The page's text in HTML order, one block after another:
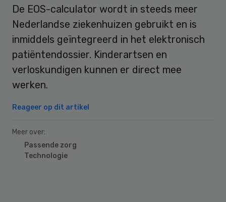
De EOS-calculator wordt in steeds meer
Nederlandse ziekenhuizen gebruikt en is
inmiddels geïntegreerd in het elektronisch
patiëntendossier. Kinderartsen en
verloskundigen kunnen er direct mee
werken.
Reageer op dit artikel
Meer over:
Passende zorg
Technologie